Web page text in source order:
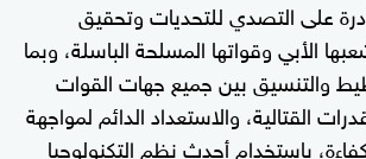
على التصدي للتحديات وتحقيق
الأبي وقواتها المسلحة الباسلة، وبما
والتنسيق بين جميع جهات القوات
القتالية، والاستعداد الدائم لمواجهة
باستخدام أحدث نظم التكنولوجيا